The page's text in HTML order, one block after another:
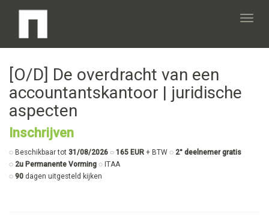
[O/D] De overdracht van een
accountantskantoor | juridische
aspecten
Inschrijven
◌ Beschikbaar tot 31/08/2026 ◌ 165 EUR + BTW ◌ 2° deelnemer gratis
◌ 2u Permanente Vorming ◌ ITAA
◌ 90 dagen uitgesteld kijken